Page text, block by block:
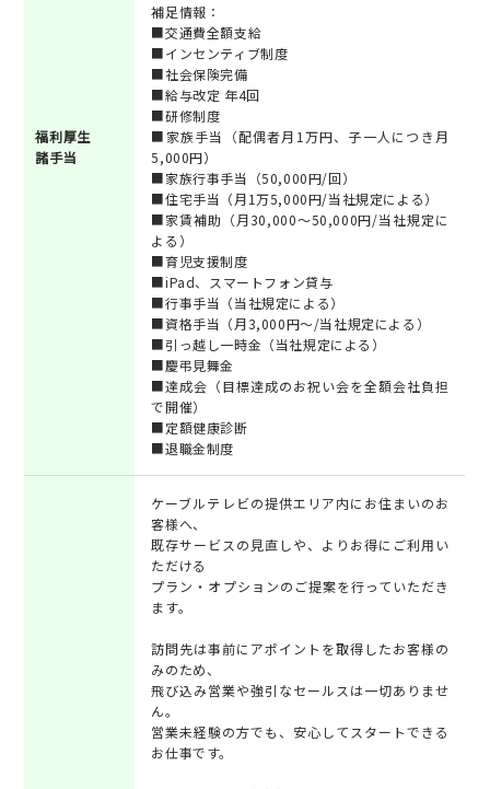
福利厚生
諸手当
補足情報：
■交通費全額支給
■インセンティブ制度
■社会保険完備
■給与改定 年4回
■研修制度
■家族手当（配偶者月1万円、子一人につき月
5,000円）
■家族行事手当（50,000円/回）
■住宅手当（月1万5,000円/当社規定による）
■家賃補助（月30,000～50,000円/当社規定に
よる）
■育児支援制度
■iPad、スマートフォン貸与
■行事手当（当社規定による）
■資格手当（月3,000円～/当社規定による）
■引っ越し一時金（当社規定による）
■慶弔見舞金
■達成会（目標達成のお祝い会を全額会社負担
で開催）
■定額健康診断
■退職金制度
ケーブルテレビの提供エリア内にお住まいのお
客様へ、
既存サービスの見直しや、よりお得にご利用い
ただける
プラン・オプションのご提案を行っていただき
ます。
訪問先は事前にアポイントを取得したお客様の
みのため、
飛び込み営業や強引なセールスは一切ありませ
ん。
営業未経験の方でも、安心してスタートできる
お仕事です。